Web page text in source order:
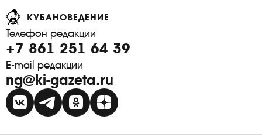
КУБАНОВЕДЕНИЕ
Телефон редакции
+7 861 251 64 39
E-mail редакции
ng@ki-gazeta.ru